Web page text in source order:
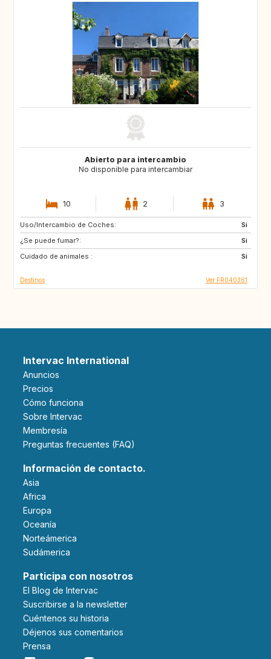
Abierto para intercambio
No disponible para intercambiar
10 2 3
Uso/Intercambio de Coches:
Si
¿Se puede fumar?:
Si
Cuidado de animales :
Si
NO
Destinos Ver FR040361
Intervac International
Anuncios
Precios
Cómo funciona
Sobre Intervac
Membresía
Preguntas frecuentes (FAQ)
Información de contacto.
Asia
Africa
Europa
Oceanía
Norteámerica
Sudámerica
Participa con nosotros
El Blog de Intervac
Suscribirse a la newsletter
Cuéntenos su historia
Déjenos sus comentarios
Prensa